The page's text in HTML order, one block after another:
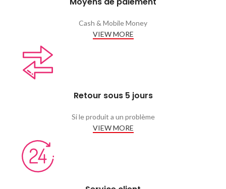
Cash & Mobile Money
VIEW MORE
Retour sous 5 jours
Si le produit a un problème
VIEW MORE